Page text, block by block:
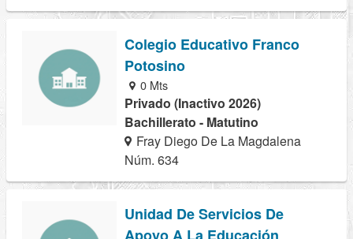
Colegio Educativo Franco
Potosino
0 Mts
Privado (Inactivo 2026)
Bachillerato - Matutino
Fray Diego De La Magdalena
Núm. 634
Unidad De Servicios De
Apoyo A La Educación